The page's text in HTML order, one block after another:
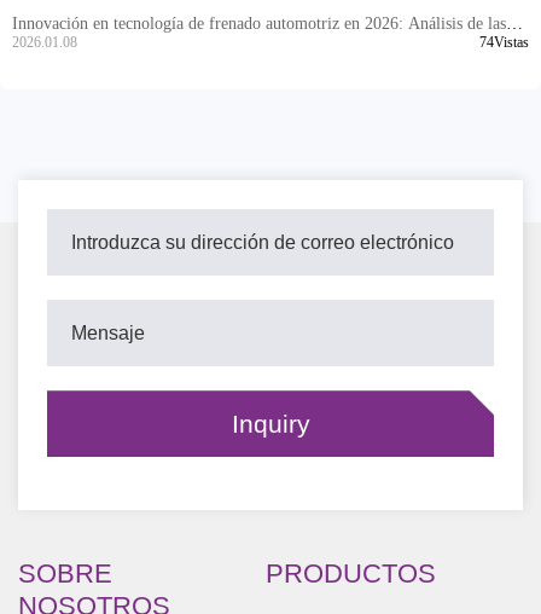
Innovación en tecnología de frenado automotriz en 2026: Análisis de las
ventajas de los discos de freno de fundición de molibdeno con alto
2026.01.08 74Vistas
SOBRE
NOSOTROS
PRODUCTOS